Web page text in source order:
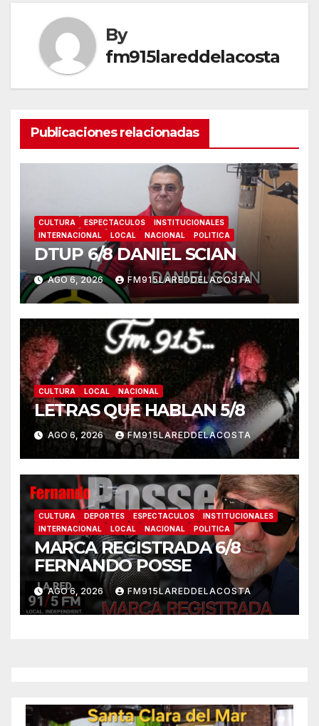
By
fm915lareddelacosta
Publicaciones relacionadas
CULTURA ESPECTACULOS
INSTITUCIONALES
INTERNACIONAL
LOCAL NACIONAL POLITICA
DTUP 6/8 DANIEL SCIAN
AGO 6, 2026 FM915LAREDDELACOSTA
CULTURA LOCAL NACIONAL
LETRAS QUE HABLAN 5/8
AGO 6, 2026 FM915LAREDDELACOSTA
CULTURA DEPORTES ESPECTACULOS
INSTITUCIONALES
INTERNACIONAL
LOCAL NACIONAL POLITICA
MARCA REGISTRADA 6/8
FERNANDO POSSE
AGO 6, 2026 FM915LAREDDELACOSTA